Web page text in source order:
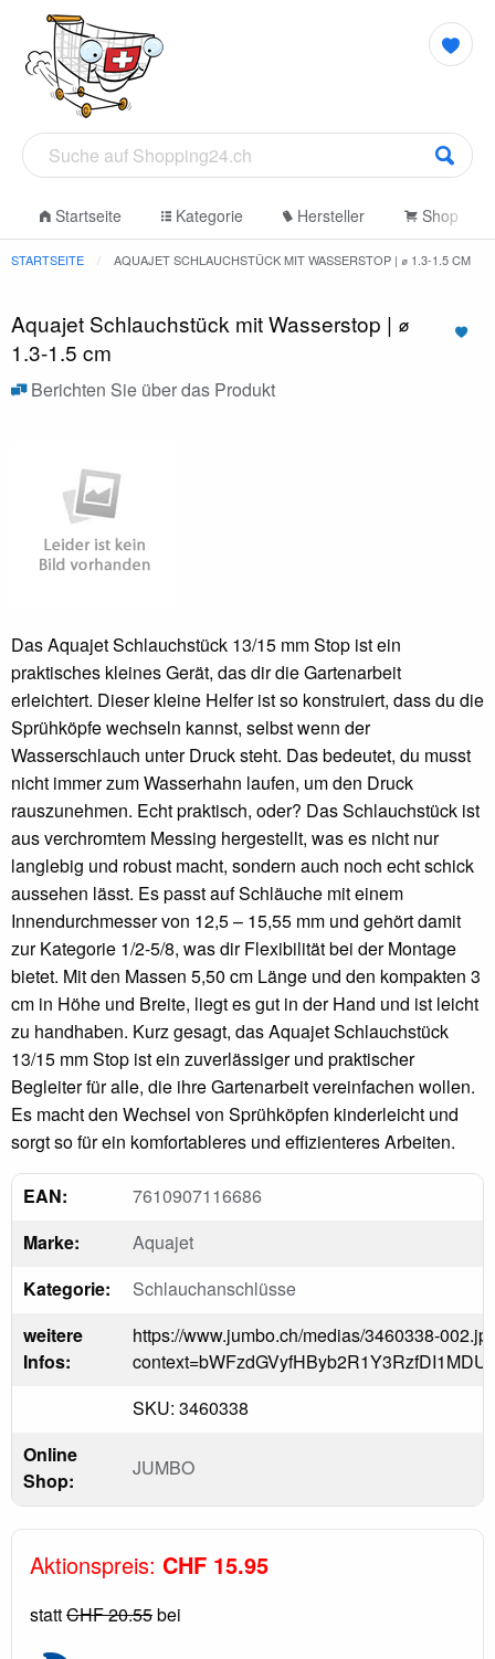
Startseite Kategorie Hersteller Shop
STARTSEITE AQUAJET SCHLAUCHSTÜCK MIT WASSERSTOP | ⌀ 1.3-1.5 CM
Aquajet Schlauchstück mit Wasserstop | ⌀
1.3-1.5 cm
Berichten Sie über das Produkt
Das Aquajet Schlauchstück 13/15 mm Stop ist ein
praktisches kleines Gerät, das dir die Gartenarbeit
erleichtert. Dieser kleine Helfer ist so konstruiert, dass du die
Sprühköpfe wechseln kannst, selbst wenn der
Wasserschlauch unter Druck steht. Das bedeutet, du musst
nicht immer zum Wasserhahn laufen, um den Druck
rauszunehmen. Echt praktisch, oder? Das Schlauchstück ist
aus verchromtem Messing hergestellt, was es nicht nur
langlebig und robust macht, sondern auch noch echt schick
aussehen lässt. Es passt auf Schläuche mit einem
Innendurchmesser von 12,5 – 15,55 mm und gehört damit
zur Kategorie 1/2-5/8, was dir Flexibilität bei der Montage
bietet. Mit den Massen 5,50 cm Länge und den kompakten 3
cm in Höhe und Breite, liegt es gut in der Hand und ist leicht
zu handhaben. Kurz gesagt, das Aquajet Schlauchstück
13/15 mm Stop ist ein zuverlässiger und praktischer
Begleiter für alle, die ihre Gartenarbeit vereinfachen wollen.
Es macht den Wechsel von Sprühköpfen kinderleicht und
sorgt so für ein komfortableres und effizienteres Arbeiten.
EAN:
7610907116686
Marke:
Aquajet
Kategorie:
Schlauchanschlüsse
weitere
Infos:
https://www.jumbo.ch/medias/3460338-
SKU: 3460338
Online
Shop:
JUMBO
Aktionspreis: CHF 15.95
stattCHF 20.55bei